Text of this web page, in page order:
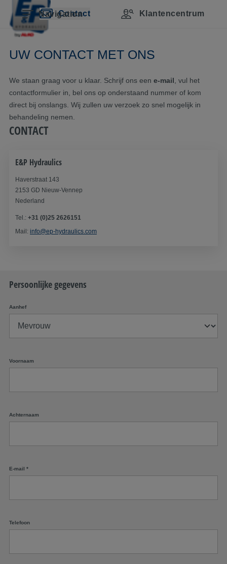
Navigatie overslaan
Naar hoofdinhoud
Naar hoofdnavigatie gaan
InhoudsopgaveNavigation
Contact Klantencentrum
UW CONTACT MET ONS
We staan graag voor u klaar. Schrijf ons een e-mail , vul het
contactformulier in, bel ons op onderstaand nummer of kom
direct bij onslangs. Wij zullen uw verzoek zo snel mogelijk in
behandeling nemen.
CONTACT
E&P Hydraulics
Haverstraat 143
2153 GD Nieuw-Vennep
Nederland
Tel.: +31 (0)25 2626151
Mail: info@ep-hydraulics.com
Persoonlijke gegevens
Aanhef
Voornaam
Achternaam
E-mail *
Telefoon